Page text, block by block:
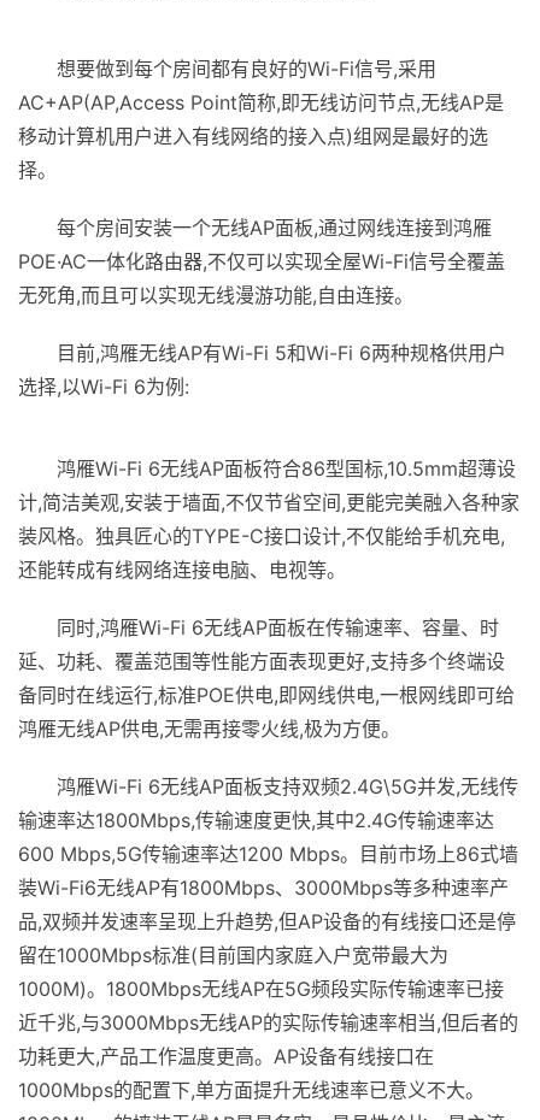
想要做到每个房间都有良好的Wi-Fi信号,采用
AC+AP(AP,Access Point简称,即无线访问节点,无线AP是
移动计算机用户进入有线网络的接入点)组网是最好的选
择。
每个房间安装一个无线AP面板,通过网线连接到鸿雁
POE·AC一体化路由器,不仅可以实现全屋Wi-Fi信号全覆盖
无死角,而且可以实现无线漫游功能,自由连接。
目前,鸿雁无线AP有Wi-Fi 5和Wi-Fi 6两种规格供用户
选择,以Wi-Fi 6为例:
鸿雁Wi-Fi 6无线AP面板符合86型国标,10.5mm超薄设
计,简洁美观,安装于墙面,不仅节省空间,更能完美融入各种家
装风格。独具匠心的TYPE-C接口设计,不仅能给手机充电,
还能转成有线网络连接电脑、电视等。
同时,鸿雁Wi-Fi 6无线AP面板在传输速率、容量、时
延、功耗、覆盖范围等性能方面表现更好,支持多个终端设
备同时在线运行,标准POE供电,即网线供电,一根网线即可给
鸿雁无线AP供电,无需再接零火线,极为方便。
鸿雁Wi-Fi 6无线AP面板支持双频2.4G\5G并发,无线传
输速率达1800Mbps,传输速度更快,其中2.4G传输速率达
600 Mbps,5G传输速率达1200 Mbps。目前市场上86式墙
装Wi-Fi6无线AP有1800Mbps、3000Mbps等多种速率产
品,双频并发速率呈现上升趋势,但AP设备的有线接口还是停
留在1000Mbps标准(目前国内家庭入户宽带最大为
1000M)。1800Mbps无线AP在5G频段实际传输速率已接
近千兆,与3000Mbps无线AP的实际传输速率相当,但后者的
功耗更大,产品工作温度更高。AP设备有线接口在
1000Mbps的配置下,单方面提升无线速率已意义不大。